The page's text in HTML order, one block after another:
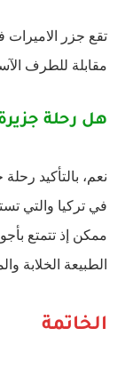
تقع جزر
مقابلة للطرف
هل رحلة
نعم، بالتأكيد
في تركيا والتي
ممكن إذ تتمتع
الطبيعة الخلابة
الخاتمة